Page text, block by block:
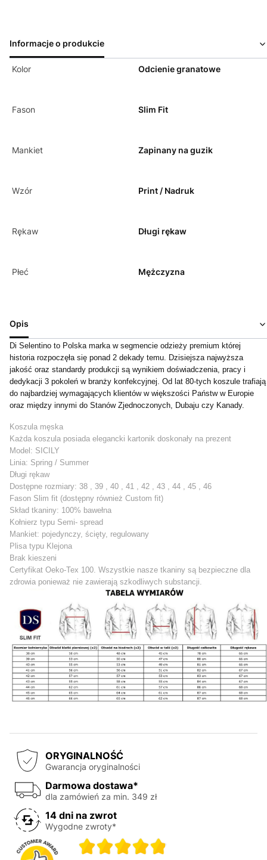
Informacje o produkcie
Kolor Odcienie granatowe
Fason Slim Fit
Mankiet Zapinany na guzik
Wzór Print / Nadruk
Rękaw Długi rękaw
Płeć Mężczyzna
Opis
Di Selentino to Polska marka w segmencie odzieży premium której
historia rozpoczęła się ponad 2 dekady temu. Dzisiejsza najwyższa
jakość oraz standardy produkcji są wynikiem doświadczenia, pracy i
dedykacji 3 pokoleń w branży konfekcyjnej. Od lat 80-tych koszule trafiają
do najbardziej wymagających klientów w większości Państw w Europie
oraz między innymi do Stanów Zjednoczonych, Dubaju czy Kanady.
Koszula męska
Każda koszula posiada elegancki kartonik doskonały na prezent
Model: SICILY
Linia: Spring / Summer
Długi rękaw
Dostępne rozmiary: 38 , 39 , 40 , 41 , 42 , 43 , 44 , 45 , 46
Fason Slim fit (dostępny również Custom fit)
Skład tkaniny: 100% bawełna
Kołnierz typu Semi- spread
Mankiet: pojedynczy, ścięty, regulowany
Plisa typu Klejona
Brak kieszeni
Certyfikat Oeko-Tex 100. Wszystkie nasze tkaniny są bezpieczne dla
zdrowia ponieważ nie zawierają szkodliwych substancji.
ORYGINALNOŚĆ
Gwarancja oryginalności
Darmowa dostawa*
dla zamówień za min. 349 zł
14 dni na zwrot
Wygodne zwroty*